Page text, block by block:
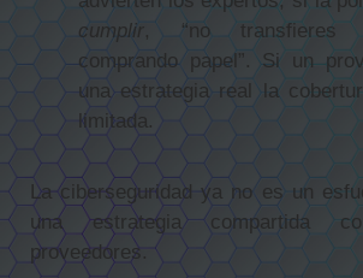
cumplir, “no transfieres
comprando papel”. Si un
una estrategia real la
limitada.
La ciberseguridad ya no es un
una estrategia compartida
proveedores.